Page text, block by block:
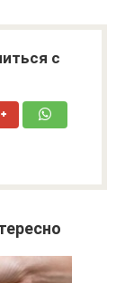
с